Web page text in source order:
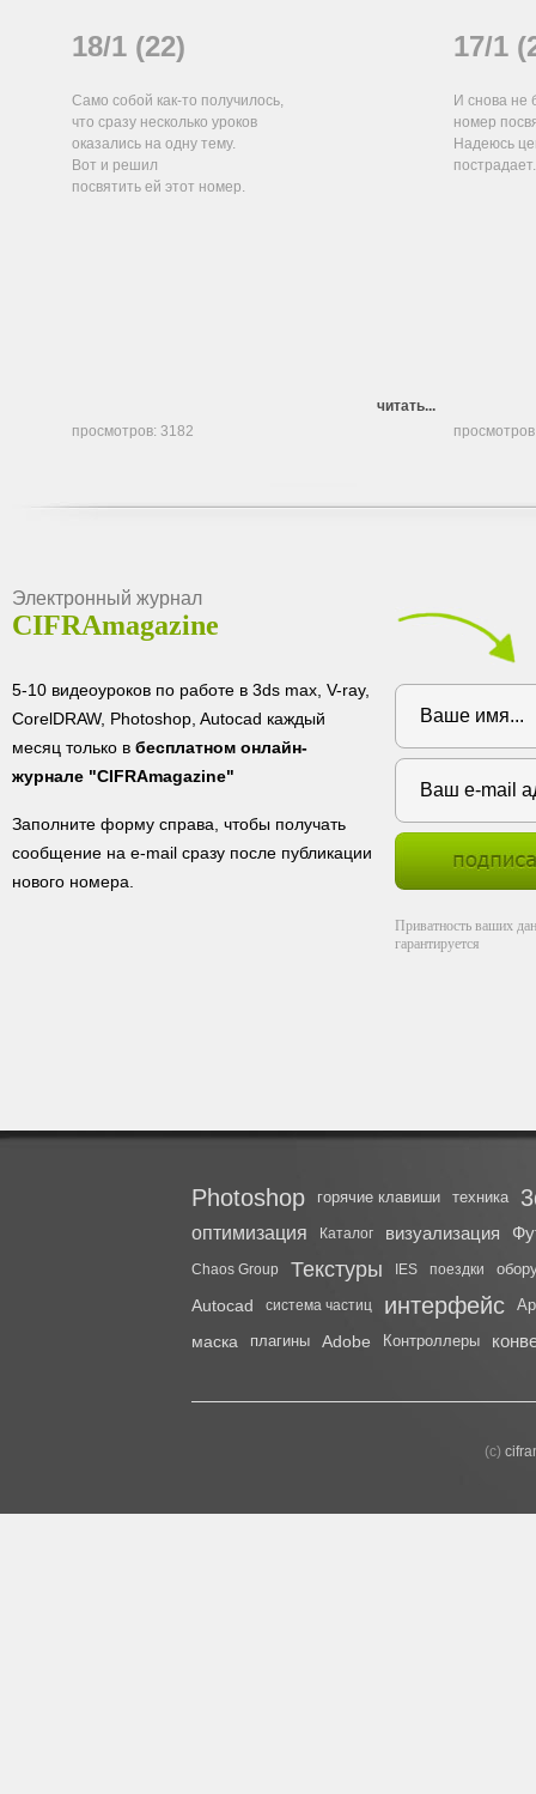
18/1 (22)
Само собой как-то получилось,
что сразу несколько уроков
оказались на одну тему.
Вот и решил
посвятить ей этот номер.
читать...
просмотров: 3182
17/1
И снова не
номер
Надеюсь
пострадает.
Электронный журнал
CIFRAmagazine
5-10 видеоуроков по работе в 3ds max, V-ray,
CorelDRAW, Photoshop, Autocad каждый
месяц только в бесплатном онлайн-
журнале "CIFRAmagazine"
Заполните форму справа, чтобы получать
сообщение на e-mail сразу после публикации
нового номера.
Приватность ваших
гарантируется
Photoshop горячие клавиши техника
оптимизация Каталог визуализация
Chaos Group Текстуры IES поездки
Autocad система частиц интерфейс
маска плагины Adobe Контроллеры
(с)